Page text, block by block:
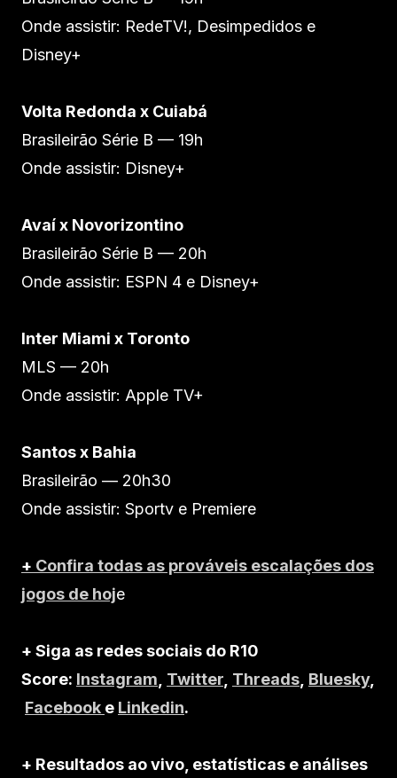
Onde assistir: RedeTV!, Desimpedidos e
Disney+
Volta Redonda x Cuiabá
Brasileirão Série B — 19h
Onde assistir: Disney+
Avaí x Novorizontino
Brasileirão Série B — 20h
Onde assistir: ESPN 4 e Disney+
Inter Miami x Toronto
MLS — 20h
Onde assistir: Apple TV+
Santos x Bahia
Brasileirão — 20h30
Onde assistir: Sportv e Premiere
+ Confira todas as prováveis escalações dos
jogos de hoje
+ Siga as redes sociais do R10
Score: Instagram, Twitter, Threads, Bluesky,
Facebook e Linkedin.
+ Resultados ao vivo, estatísticas e análises